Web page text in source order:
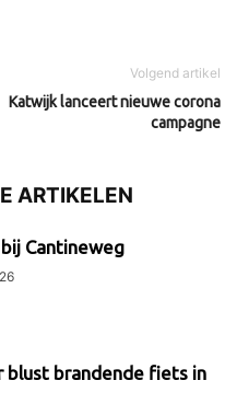
Volgend artikel
Katwijk lanceert nieuwe corona
campagne
ARTIKELEN
Cantineweg
blust brandende fiets in